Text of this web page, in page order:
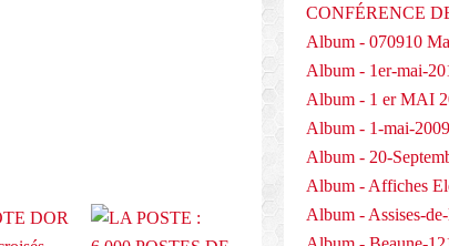
CONFÉRENCE
Album - 070910
Album - 1er-mai-
Album - 1 er MAI
Album - 1-mai-2009
Album - 20-
Album - Affiches
Album - Assises-